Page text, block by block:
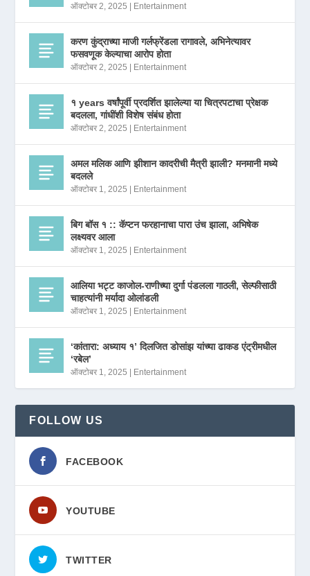
ऑक्टोबर 2, 2025 Entertainment
करण कुंद्राच्या माजी गर्लफ्रेंडला रागावले, अभिनेत्यावर
फसवणूक केल्याचा आरोप होता
ऑक्टोबर 2, 2025 Entertainment
१ years वर्षांपूर्वी प्रदर्शित झालेल्या या चित्रपटाचा प्रेक्षक
बदलला, गांधींशी विशेष संबंध होता
ऑक्टोबर 2, 2025 Entertainment
अमल मलिक आणि झीशान कादरीची मैत्री झाली? मनमानी मध्ये
बदलले
ऑक्टोबर 1, 2025 Entertainment
बिग बॉस १ :: कॅप्टन फरहानाचा पारा उंच झाला, अभिषेक
लक्ष्यवर आला
ऑक्टोबर 1, 2025 Entertainment
आलिया भट्ट काजोल-राणीच्या दुर्गा पंडलला गाठली, सेल्फीसाठी
चाहत्यांनी मर्यादा ओलांडली
ऑक्टोबर 1, 2025 Entertainment
‘कांतारा: अध्याय १’ दिलजित डोसांझ यांच्या ढाकड एंट्रीमधील
‘रबेल’
ऑक्टोबर 1, 2025 Entertainment
FOLLOW US
FACEBOOK
YOUTUBE
TWITTER